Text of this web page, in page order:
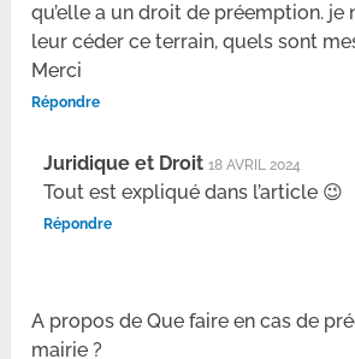
qu’elle a un droit de préemption. je
leur céder ce terrain, quels sont
Merci
Répondre
Juridique et Droit 18 AVRIL 2024
Tout est expliqué dans l’article 😉
Répondre
A propos de Que faire en cas de
mairie ?